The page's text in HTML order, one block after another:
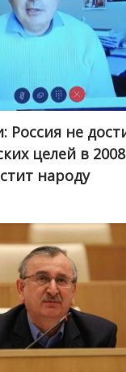
Россия не
целей в
народу